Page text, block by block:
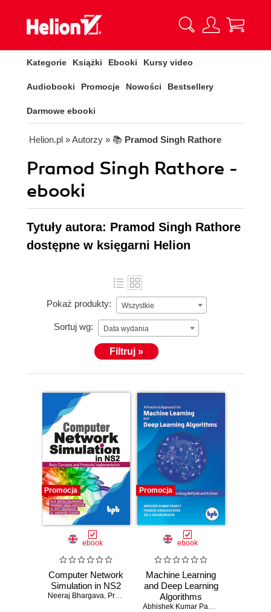
Kategorie Książki Ebooki Kursy video
Audiobooki Promocje Nowości Bestsellery
Darmowe ebooki
Helion.pl » Autorzy » 📚 Pramod Singh Rathore
Pramod Singh Rathore -
ebooki
Tytuły autora: Pramod Singh Rathore
dostępne w księgarni Helion
Pokaż produkty: Wszystkie
Sortuj wg: Data wydania
Filtruj »
Promocja
ebook
Computer Network
Simulation in NS2
Neeraj Bhargava, Pramod Singh Rathore ,Dr. Ritu Bhargava
Promocja
ebook
Machine Learning
and Deep Learning
Algorithms
Abhishek Kumar Pandey